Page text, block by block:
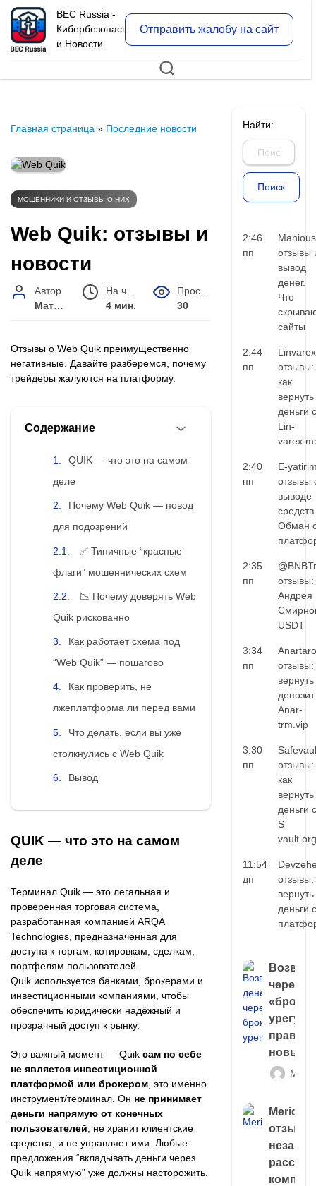
BEC Russia -
Кибербезопасность
и Новости
Отправить жалобу на сайт
Главная страница » Последние новости
МОШЕННИКИ И ОТЗЫВЫ О НИХ
Web Quik: отзывы и
новости
Автор
Матвей Иванов
4 мин.
30
Отзывы о Web Quik преимущественно
негативные. Давайте разберемся, почему
трейдеры жалуются на платформу.
Содержание
QUIK — что это на самом
деле
Почему Web Quik — повод
для подозрений
✅ Типичные “красные
флаги” мошеннических схем
📉 Почему доверять Web
Quik рискованно
Как работает схема под
“Web Quik” — пошагово
Как проверить, не
лжеплатформа ли перед вами
Что делать, если вы уже
столкнулись с Web Quik
Вывод
QUIK — что это на самом
деле
Терминал Quik — это легальная и
проверенная торговая система,
разработанная компанией ARQA
Technologies, предназначенная для
доступа к торгам, котировкам, сделкам,
портфелям пользователей.
Quik используется банками, брокерами и
инвестиционными компаниями, чтобы
обеспечить юридически надёжный и
прозрачный доступ к рынку.
Это важный момент — Quik сам по себе
не является инвестиционной
платформой или брокером , это именно
инструмент/терминал. Он не принимает
деньги напрямую от конечных
пользователей , не хранит клиентские
средства, и не управляет ими. Любые
предложения “вкладывать деньги через
Quik напрямую” уже должны насторожить.
Найти:
2:46
пп
Manious
отзывы
вывод
денег.
Что
сайты
2:44
пп
Linvarex
отзывы:
как
вернуть
деньги с
Lin-
2:40
пп
E-
отзывы
выводе
средств.
Обман
2:35
пп
Андрея
USDT
3:34
пп
отзывы:
вернуть
Anar-
trm.vip
3:30
пп
отзывы:
как
вернуть
деньги с
S-
vault.org
11:54
дп
отзывы:
вернуть
деньги с
через
правда
новый